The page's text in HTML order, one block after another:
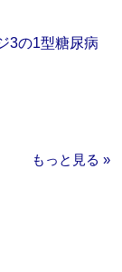
3の1型糖尿病
もっと見る »